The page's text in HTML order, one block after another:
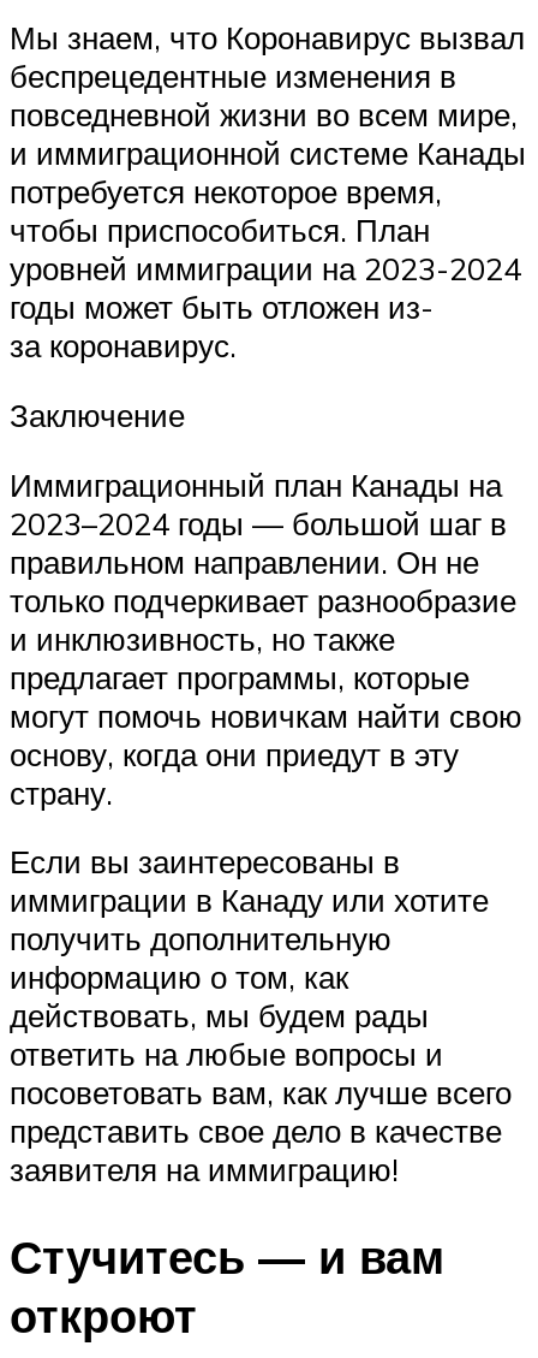
Мы знаем, что Коронавирус вызвал
беспрецедентные изменения в
повседневной жизни во всем мире,
и иммиграционной системе Канады
потребуется некоторое время,
чтобы приспособиться. План
уровней иммиграции на 2023-2024
годы может быть отложен из-
за коронавирус.
Заключение
Иммиграционный план Канады на
2023–2024 годы — большой шаг в
правильном направлении. Он не
только подчеркивает разнообразие
и инклюзивность, но также
предлагает программы, которые
могут помочь новичкам найти свою
основу, когда они приедут в эту
страну.
Если вы заинтересованы в
иммиграции в Канаду или хотите
получить дополнительную
информацию о том, как
действовать, мы будем рады
ответить на любые вопросы и
посоветовать вам, как лучше всего
представить свое дело в качестве
заявителя на иммиграцию!
Стучитесь — и вам
откроют